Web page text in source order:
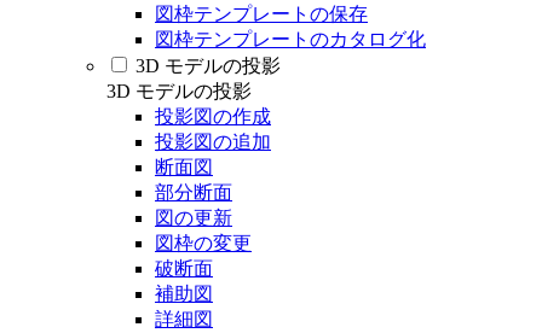
図枠テンプレートの保存
図枠テンプレートのカタログ化
3D モデルの投影
3D モデルの投影
投影図の作成
投影図の追加
断面図
部分断面
図の更新
図枠の変更
破断面
補助図
詳細図